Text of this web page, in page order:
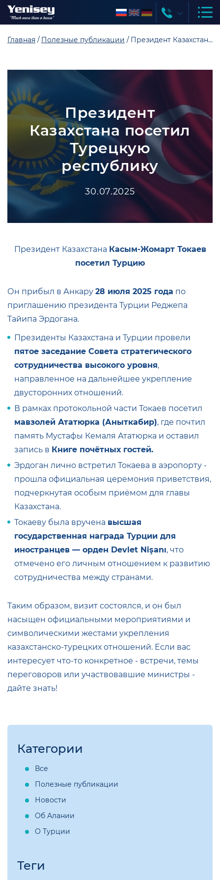
Главная Полезные публикации Президент Казахстана посетил Турецкую республику
Президент
Казахстана посетил
Турецкую
республику
30.07.2025
Президент Казахстана Касым‑Жомарт Токаев
посетил Турцию
Он прибыл в Анкару 28 июля 2025 года по
приглашению президента Турции Реджепа
Тайипа Эрдогана.
Президенты Казахстана и Турции провели
пятое заседание Совета стратегического
сотрудничества высокого уровня,
направленное на дальнейшее укрепление
двусторонних отношений.
В рамках протокольной части Токаев посетил
мавзолей Ататюрка (Аныткабир), где почтил
память Мустафы Кемаля Ататюрка и оставил
запись в Книге почётных гостей.
Эрдоган лично встретил Токаева в аэропорту -
прошла официальная церемония приветствия,
подчеркнутая особым приёмом для главы
Казахстана.
Токаеву была вручена высшая
государственная награда Турции для
иностранцев — орден Devlet Nişanı, что
отмечено его личным отношением к развитию
сотрудничества между странами.
Таким образом, визит состоялся, и он был
насыщен официальными мероприятиями и
символическими жестами укрепления
казахстанско‑турецких отношений. Если вас
интересует что‑то конкретное - встречи, темы
переговоров или участвовавшие министры -
дайте знать!
Категории
Все
Полезные публикации
Новости
Об Алании
О Турции
Теги